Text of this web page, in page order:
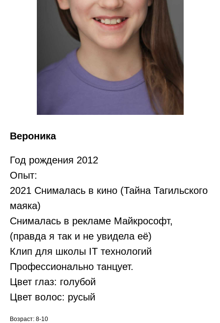
Вероника
Год рождения 2012
Опыт:
2021 Снималась в кино (Тайна Тагильского
маяка)
Снималась в рекламе Майкрософт,
(правда я так и не увидела её)
Клип для школы IT технологий
Профессионально танцует.
Цвет глаз: голубой
Цвет волос: русый
Возраст: 8-10